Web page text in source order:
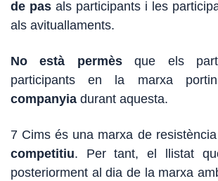
de pas als participants i les
als avituallaments.
No està permèsque els
participants en la marxa
companyia durant aquesta.
7 Cims és una marxa de
competitiu. Per tant, el llistat
posteriorment al dia de la marxa